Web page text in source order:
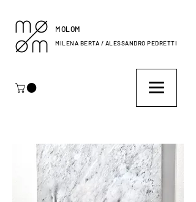
MOLOM
MILENA BERTA / ALESSANDRO PEDRETTI